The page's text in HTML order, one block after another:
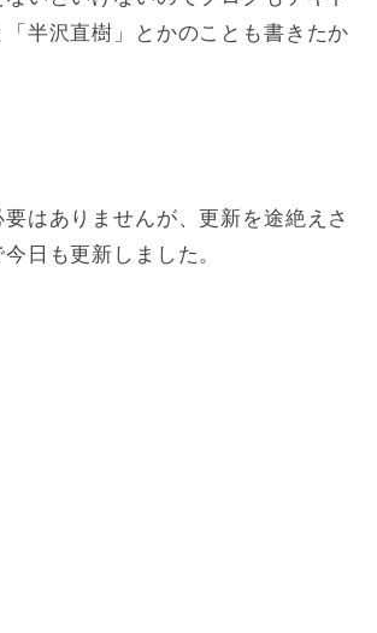
半沢直樹」とかのことも書きたか
要はありませんが、更新を途絶えさ
日も更新しました。